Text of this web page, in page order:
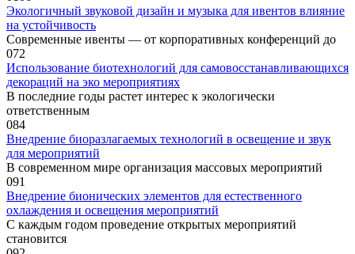
Экологичный звуковой дизайн и музыка для ивентов влияние
на устойчивость
Современные ивенты — от корпоративных конференций до
072
Использование биотехнологий для самовосстанавливающихся
декораций на эко мероприятиях
В последние годы растет интерес к экологически
ответственным
084
Внедрение биоразлагаемых технологий в освещение и звук
для мероприятий
В современном мире организация массовых мероприятий
091
Внедрение бионических элементов для естественного
охлаждения и освещения мероприятий
С каждым годом проведение открытых мероприятий
становится